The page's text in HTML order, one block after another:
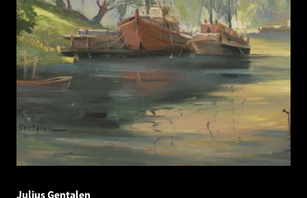
Julius Gentalen